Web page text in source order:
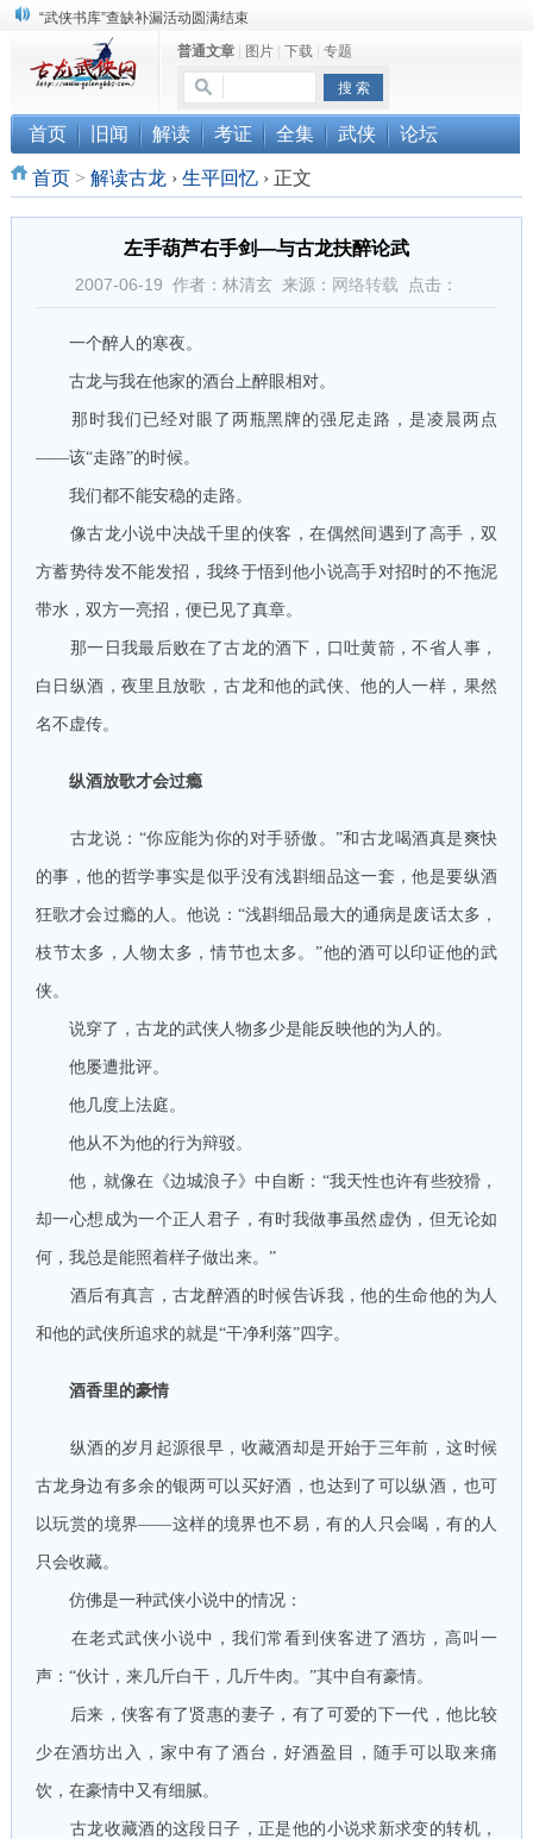
“武侠书库”查缺补漏活动圆满结束
珠海《古龙作品集》PDF扫描版分享
三千藏书奉江湖 ， 诚邀侠友共赏鉴
普通文章| 图片| 下载| 专题
首页 旧闻 解读 考证 全集 武侠 论坛
首页> 解读古龙 › 生平回忆 ›正文
左手葫芦右手剑—与古龙扶醉论武
2007-06-19 作者：林清玄 来源： 网络转载 点击：
一个醉人的寒夜。
古龙与我在他家的酒台上醉眼相对。
那时我们已经对眼了两瓶黑牌的强尼走路，是凌晨两点
——该“走路”的时候。
我们都不能安稳的走路。
像古龙小说中决战千里的侠客，在偶然间遇到了高手，双
方蓄势待发不能发招，我终于悟到他小说高手对招时的不拖泥
带水，双方一亮招，便已见了真章。
那一日我最后败在了古龙的酒下，口吐黄箭，不省人事，
白日纵酒，夜里且放歌，古龙和他的武侠、他的人一样，果然
名不虚传。
纵酒放歌才会过瘾
古龙说：“你应能为你的对手骄傲。”和古龙喝酒真是爽快
的事，他的哲学事实是似乎没有浅斟细品这一套，他是要纵酒
狂歌才会过瘾的人。他说：“浅斟细品最大的通病是废话太多，
枝节太多，人物太多，情节也太多。”他的酒可以印证他的武
侠。
说穿了，古龙的武侠人物多少是能反映他的为人的。
他屡遭批评。
他几度上法庭。
他从不为他的行为辩驳。
他，就像在《边城浪子》中自断：“我天性也许有些狡猾，
却一心想成为一个正人君子，有时我做事虽然虚伪，但无论如
何，我总是能照着样子做出来。”
酒后有真言，古龙醉酒的时候告诉我，他的生命他的为人
和他的武侠所追求的就是“干净利落”四字。
酒香里的豪情
纵酒的岁月起源很早，收藏酒却是开始于三年前，这时候
古龙身边有多余的银两可以买好酒，也达到了可以纵酒，也可
以玩赏的境界——这样的境界也不易，有的人只会喝，有的人
只会收藏。
仿佛是一种武侠小说中的情况：
在老式武侠小说中，我们常看到侠客进了酒坊，高叫一
声：“伙计，来几斤白干，几斤牛肉。”其中自有豪情。
后来，侠客有了贤惠的妻子，有了可爱的下一代，他比较
少在酒坊出入，家中有了酒台，好酒盈目，随手可以取来痛
饮，在豪情中又有细腻。
古龙收藏酒的这段日子，正是他的小说求新求变的转机，